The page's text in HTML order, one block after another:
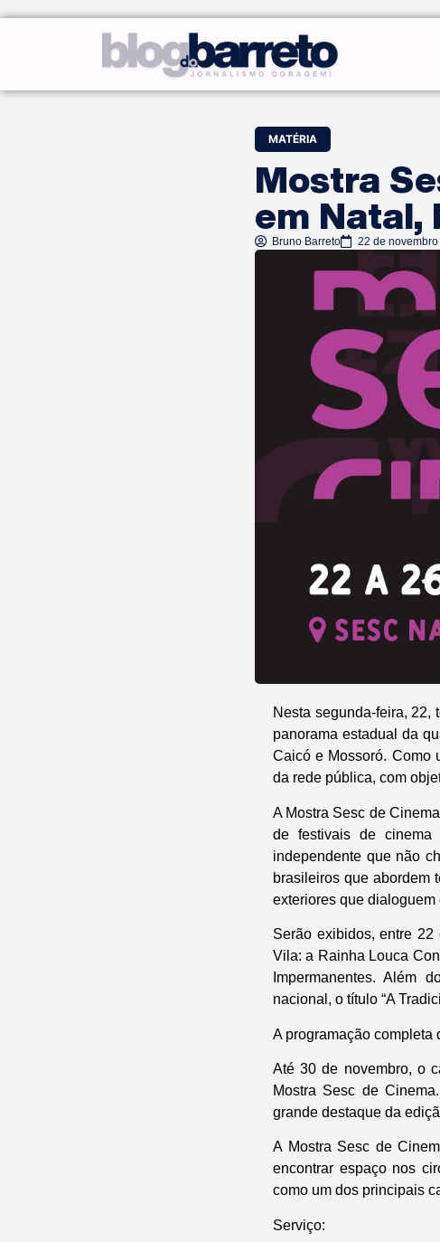
MATÉRIA
Mostra
em Natal,
Bruno Barreto 22 de
Nesta segunda-feira, 22,
panorama estadual da
Caicó e Mossoró. Como
da rede pública, com
A Mostra Sesc de
de festivais de cinema
independente que não
brasileiros que abordem
exteriores que
Serão exibidos, entre
Vila: a Rainha Louca
Impermanentes. Além
nacional, o título “A
A programação completa
Até 30 de novembro, o
Mostra Sesc de
grande destaque da
A Mostra Sesc de
encontrar espaço nos
como um dos principais
Serviço: